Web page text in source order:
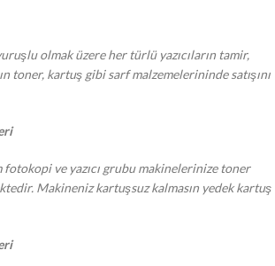
olmak üzere her türlü yazıcıların tamir,
toner, kartuş gibi sarf malzemelerininde satışını
fotokopi ve yazıcı grubu makinelerinize toner
Makineniz kartuşsuz kalmasın yedek kartuş